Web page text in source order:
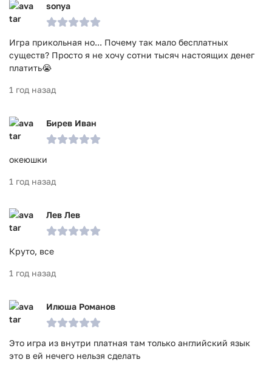
sonya
Игра прикольная но... Почему так мало бесплатных
существ? Просто я не хочу сотни тысяч настоящих денег
платить😭
1 год назад
Бирев Иван
океюшки
1 год назад
Лев Лев
Круто, все
1 год назад
Илюша Романов
Это игра из внутри платная там только английский язык
это в ей нечего нельзя сделать